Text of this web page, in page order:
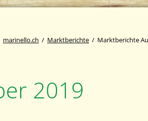
marinello.ch Marktberichte Marktberichte
2019